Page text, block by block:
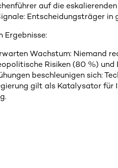
auf die
Entscheidungsträger
Ergebnisse:
Wachstum: Niemand
Risiken (80 %)
beschleunigen sich:
gilt als Katalysator